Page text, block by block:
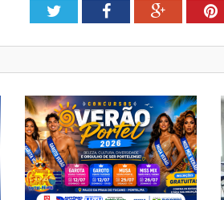
TwitterFacebookGoogle+